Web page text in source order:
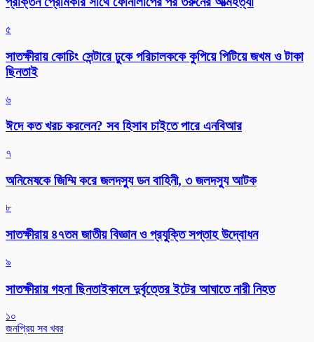
৫
সাতক্ষীরায় কোচিং সেন্টারে ঢুকে পরিচালককে কুপিয়ে পিটিয়ে জখম ও টাকা
ছিনতাই
৬
ঈদে কত খরচ করলেন? সব হিসাব চাইতে পারে এনবিআর
৭
অনিমেষকে জিম্মি করে জলদস্যু ডন বাহিনী, ৩ জলদস্যু আটক
৮
সাতক্ষীরায় ৪৭তম জাতীয় বিজ্ঞান ও প্রযুক্তি সপ্তাহ উদ্বোধন
৯
সাতক্ষীরায় গহনা ছিনতাইকালে দুর্বৃত্তের ইটের আঘাতে নারী নিহত
১০
জনপ্রিয় সব খবর